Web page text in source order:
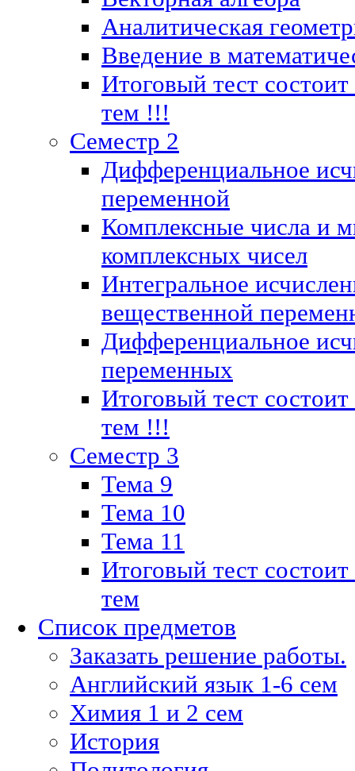
Аналитическая
Введение в
Итоговый тест
тем !!!
Семестр 2
Дифференциальное
переменной
Комплексные числа и
комплексных чисел
Интегральное
вещественной
Дифференциальное
переменных
Итоговый тест
тем !!!
Семестр 3
Тема 9
Тема 10
Тема 11
Итоговый тест
тем
Список предметов
Заказать решение работы.
Английский язык 1-6 сем
Химия 1 и 2 сем
История